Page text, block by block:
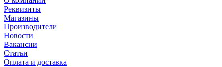
Реквизиты
Магазины
Производители
Новости
Вакансии
Статьи
Оплата и доставка